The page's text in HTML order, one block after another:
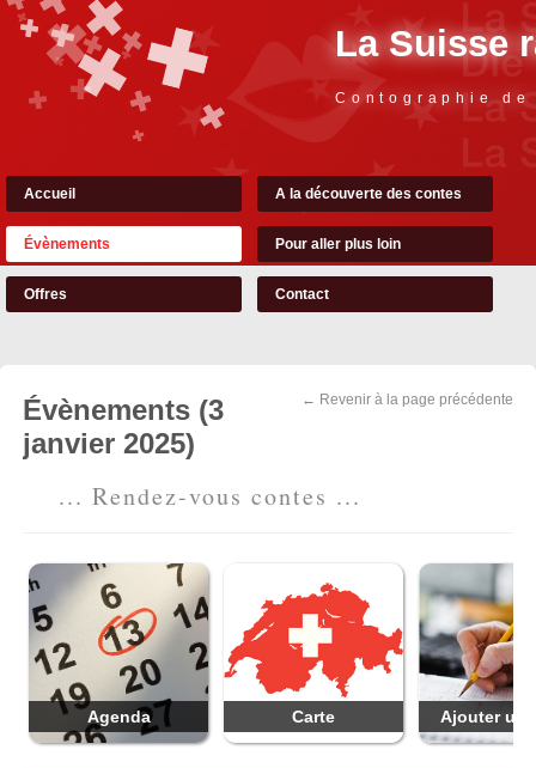
La Suisse
Contographie
Accueil A la découverte des contes
Évènements Pour aller plus loin
Offres Contact
← Revenir à la page précédente
Évènements (3
janvier 2025)
... Rendez-vous contes ...
Agenda Carte Ajouter